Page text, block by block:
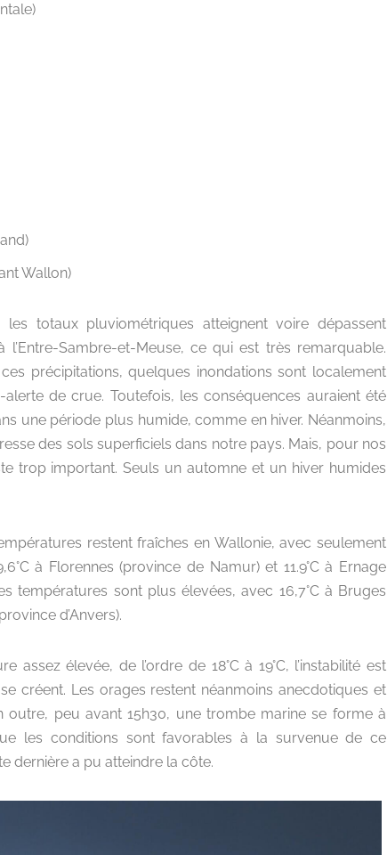
Wallon)
totaux pluviométriques atteignent voire dépassent
Sambre-et-Meuse, ce qui est très remarquable.
précipitations, quelques inondations sont localement
de crue. Toutefois, les conséquences auraient été
une période plus humide, comme en hiver. Néanmoins,
des sols superficiels dans notre pays. Mais, pour nos
trop important. Seuls un automne et un hiver humides
restent fraîches en Wallonie, avec seulement
à Florennes (province de Namur) et 11.9°C à Ernage
températures sont plus élevées, avec 16,7°C à Bruges
d’Anvers).
élevée, de l’ordre de 18°C à 19°C, l’instabilité est
créent. Les orages restent néanmoins anecdotiques et
peu avant 15h30, une trombe marine se forme à
les conditions sont favorables à la survenue de ce
dernière a pu atteindre la côte.